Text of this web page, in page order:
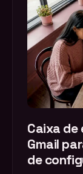
Caixa
Gmail
de